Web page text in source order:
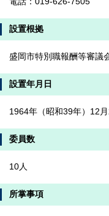
設置根拠
盛岡市特別職報酬等審議
設置年月日
1964年（昭和39年）12
委員数
10人
所掌事項